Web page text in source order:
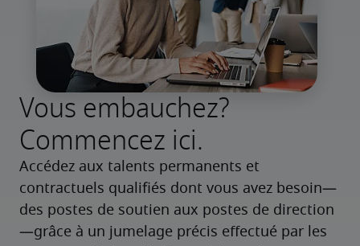
Vous embauchez?
Commencez ici.
Accédez aux talents permanents et
contractuels qualifiés dont vous avez besoin—
des postes de soutien aux postes de direction
—grâce à un jumelage précis effectué par les